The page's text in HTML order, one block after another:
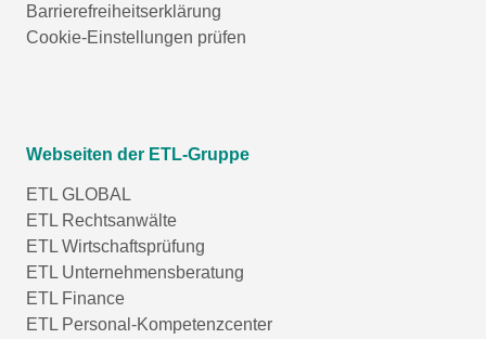
Barrierefreiheitserklärung
Cookie-Einstellungen prüfen
Webseiten der ETL-Gruppe
ETL GLOBAL
ETL Rechtsanwälte
ETL Wirtschaftsprüfung
ETL Unternehmensberatung
ETL Finance
ETL Personal-Kompetenzcenter